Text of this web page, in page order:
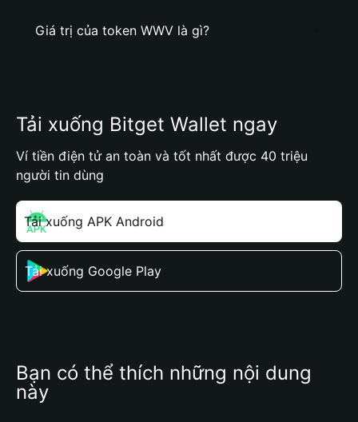
Giá trị của token WWV là gì?
Tải xuống Bitget Wallet ngay
Ví tiền điện tử an toàn và tốt nhất được 40 triệu
người tin dùng
Tải xuống APK Android
Tải xuống Google Play
Bạn có thể thích những nội dung
này